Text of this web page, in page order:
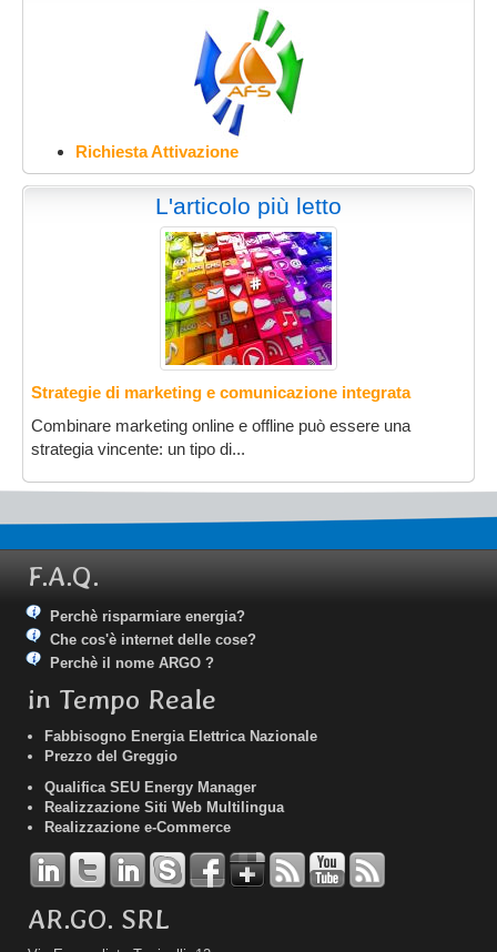
Richiesta Attivazione
L'articolo più letto
Strategie di marketing e comunicazione integrata
Combinare marketing online e offline può essere una
strategia vincente: un tipo di...
F.A.Q.
Perchè risparmiare energia?
Che cos'è internet delle cose?
Perchè il nome ARGO ?
in Tempo Reale
Fabbisogno Energia Elettrica Nazionale
Prezzo del Greggio
Qualifica SEU Energy Manager
Realizzazione Siti Web Multilingua
Realizzazione e-Commerce
AR.GO. SRL